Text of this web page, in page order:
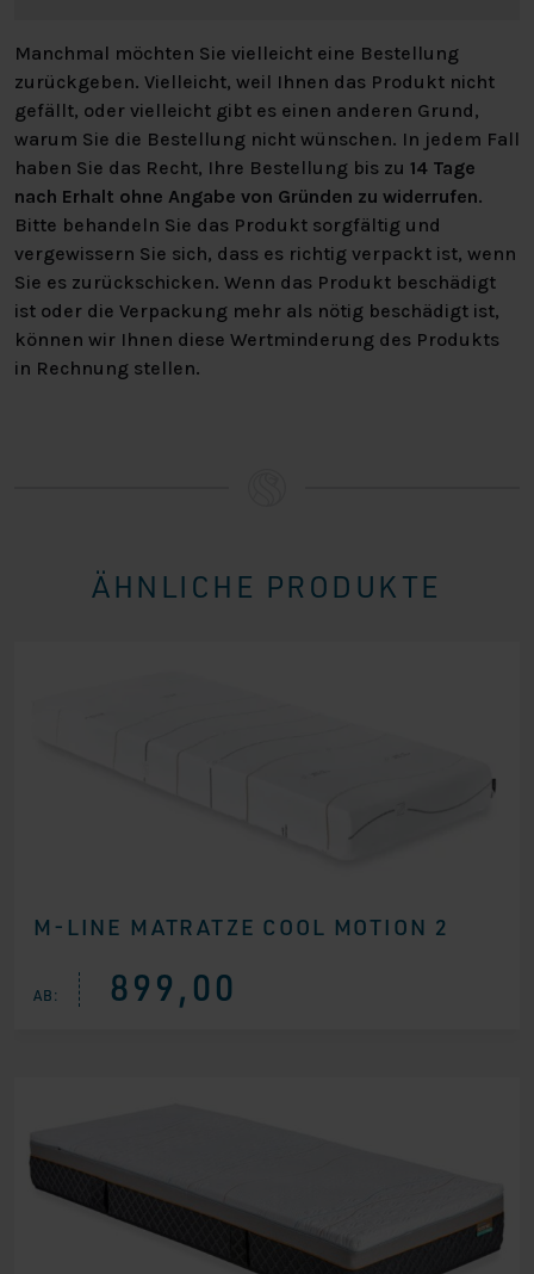
UNTERSCHIED COOL MOTION 1 &
COOL MOTION 2
Die Matratzen Cool Motion 1 und Cool Motion 2 haben
den gleichen Aufbau, sie unterscheiden sich nur in der
oberen Schicht aus Memory Foam. Die Cool Motion 1 hat
eine weiche Oberschicht, während die Cool Motion 2
eine feste Oberschicht hat.
*Es istnicht möglich, die Matratzen der M-line Cool
Motion Linie in einem unserer Geschäfte zu testen.
Manchmal möchten Sie vielleicht eine Bestellung
zurückgeben. Vielleicht, weil Ihnen das Produkt nicht
gefällt, oder vielleicht gibt es einen anderen Grund,
warum Sie die Bestellung nicht wünschen. In jedem Fall
haben Sie das Recht, Ihre Bestellung bis zu 14 Tage
nach Erhalt ohne Angabe von Gründen zu widerrufen.
Bitte behandeln Sie das Produkt sorgfältig und
vergewissern Sie sich, dass es richtig verpackt ist, wenn
Sie es zurückschicken. Wenn das Produkt beschädigt
ist oder die Verpackung mehr als nötig beschädigt ist,
können wir Ihnen diese Wertminderung des Produkts
in Rechnung stellen.
ÄHNLICHE PRODUKTE
M-LINE MATRATZE COOL MOTION 2
AB: 899,00